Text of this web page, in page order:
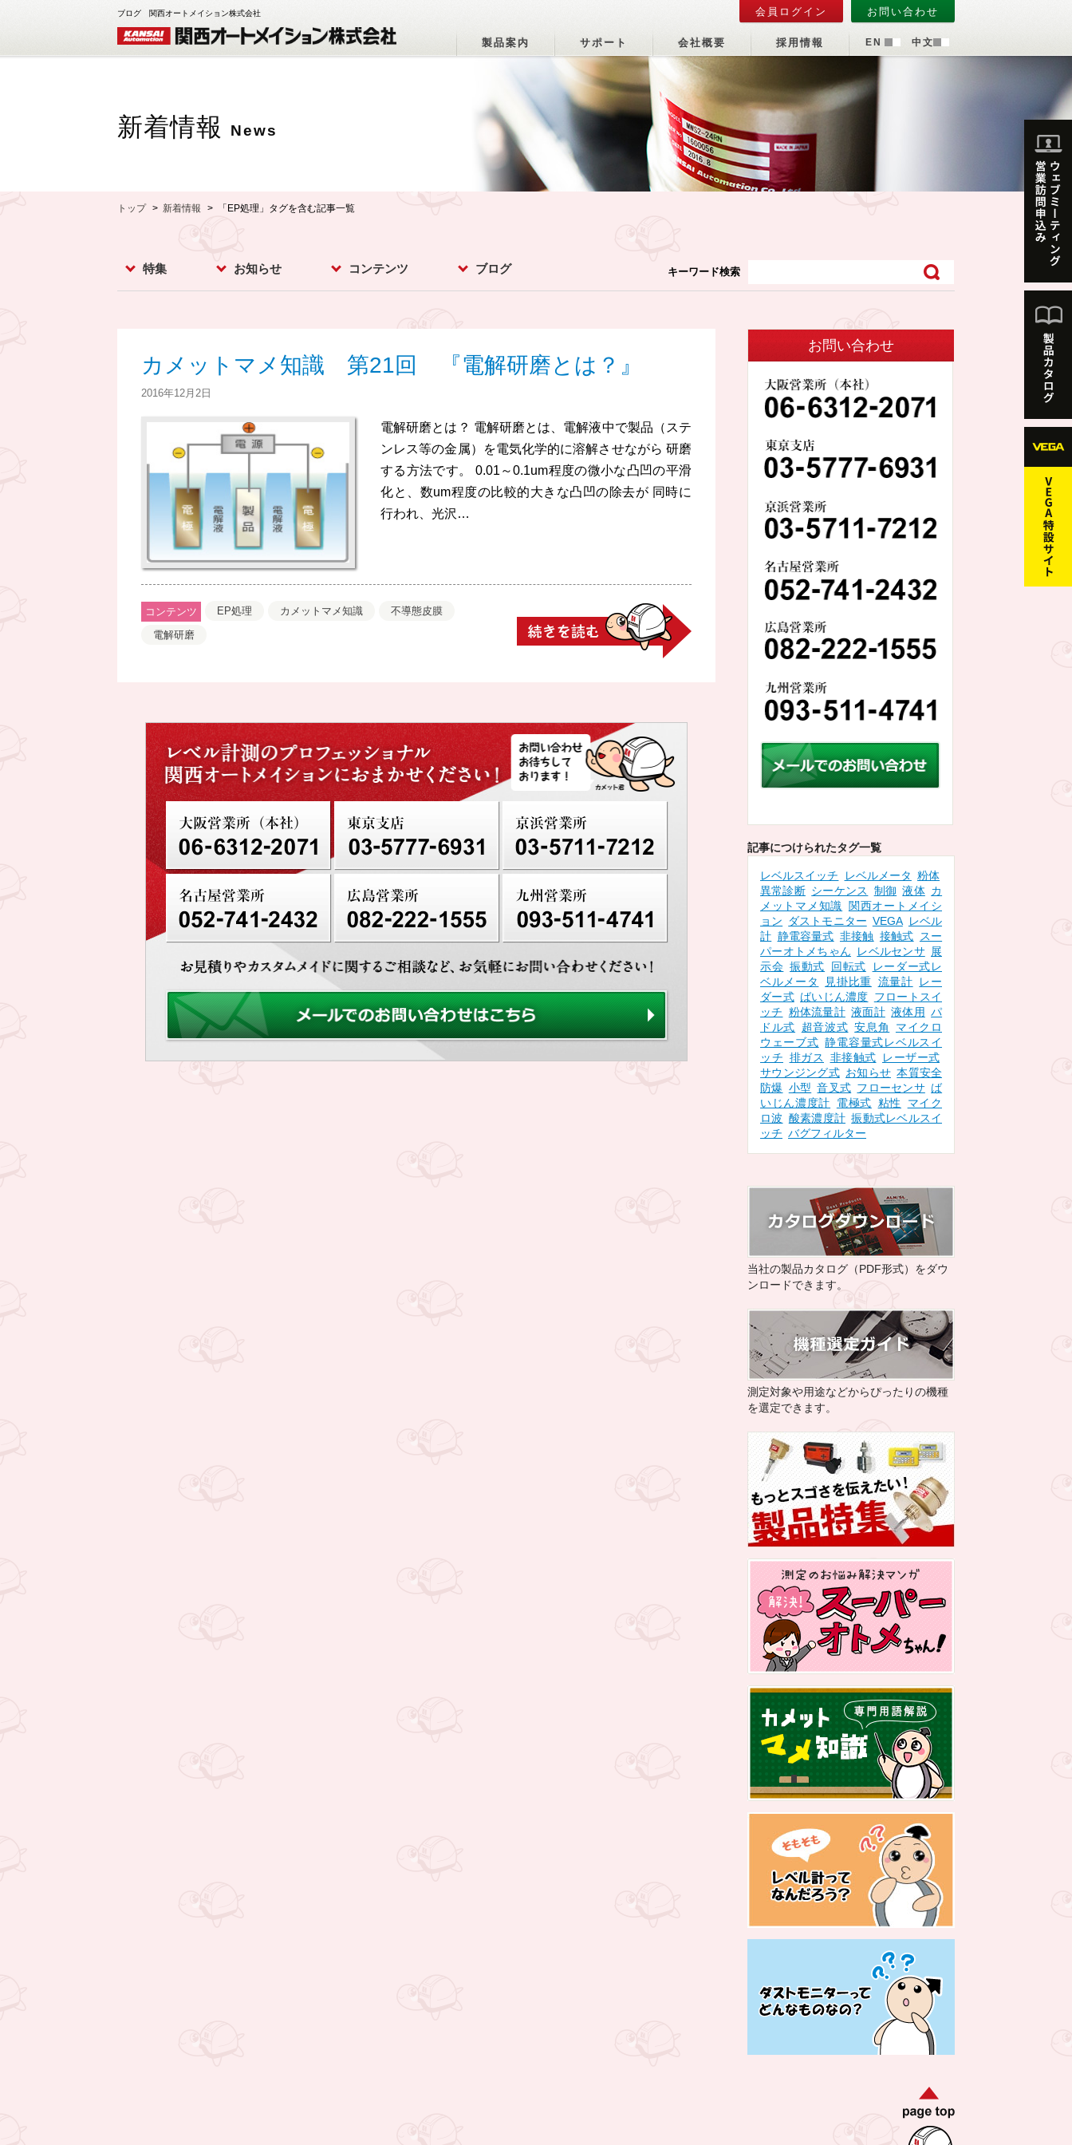
ブログ 関西オートメイション株式会社 会員ログイン お問い合わせ
製品案内 サポート 会社概要 採用情報 EN 中文
新着情報 News
トップ 新着情報 「EP処理」タグを含む記事一覧
特集 お知らせ コンテンツ ブログ キーワード検索
カメットマメ知識 第21回 『電解研磨とは？』
2016年12月2日
電解研磨とは？ 電解研磨とは、電解液中で製品（ステ
ンレス等の金属）を電気化学的に溶解させながら 研磨
する方法です。 0.01～0.1um程度の微小な凸凹の平滑
化と、数um程度の比較的大きな凸凹の除去が 同時に
行われ、光沢…
コンテンツ EP処理 カメットマメ知識
不導態皮膜
電解研磨
お問い合わせ
記事につけられたタグ一覧
レベルスイッチ レベルメータ 粉体
異常診断 シーケンス 制御 液体 カ
メットマメ知識
関西オートメイシ
ョン
ダストモニター VEGA レベル
計 静電容量式 非接触 接触式
スー
パーオトメちゃん
レベルセンサ 展
示会 振動式 回転式
レーダー式レ
ベルメータ
見掛比重 流量計
レー
ダー式 ばいじん濃度 フロートスイ
ッチ 粉体流量計 液面計 液体用 パ
ドル式
超音波式 安息角
マイクロ
ウェーブ式 静電容量式レベルスイ
ッチ 排ガス 非接触式
レーザー式
サウンジング式 お知らせ 本質安全
防爆 小型 音叉式 フローセンサ ば
いじん濃度計
電極式 粘性
マイク
ロ波 酸素濃度計 振動式レベルスイ
ッチ バグフィルター
当社の製品カタログ（PDF形式）をダウ
ンロードできます。
測定対象や用途などからぴったりの機種
を選定できます。